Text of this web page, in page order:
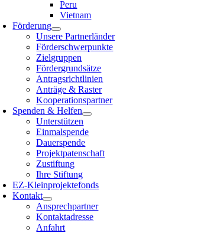
Peru
Vietnam
Förderung
Unsere Partnerländer
Förderschwerpunkte
Zielgruppen
Fördergrundsätze
Antragsrichtlinien
Anträge & Raster
Kooperationspartner
Spenden & Helfen
Unterstützen
Einmalspende
Dauerspende
Projektpatenschaft
Zustiftung
Ihre Stiftung
EZ-Kleinprojektefonds
Kontakt
Ansprechpartner
Kontaktadresse
Anfahrt